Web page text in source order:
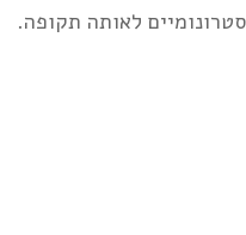
לאותה תקופה.